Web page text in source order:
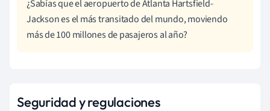
¿Sabías que el aeropuerto de Atlanta Hartsfield-
Jackson es el más transitado del mundo, moviendo
más de 100 millones de pasajeros al año?
Seguridad y regulaciones